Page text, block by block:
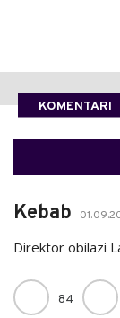
KOMENTARI
Kebab
Direktor obilazi
84